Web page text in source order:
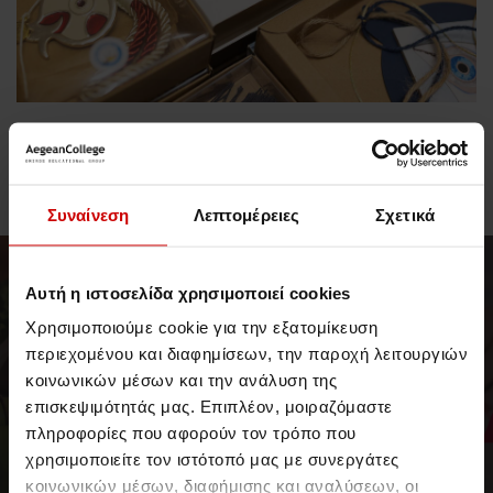
Συναίνεση Λεπτομέρειες Σχετικά
Αυτή η ιστοσελίδα χρησιμοποιεί cookies
Χρησιμοποιούμε cookie για την εξατομίκευση
περιεχομένου και διαφημίσεων, την παροχή λειτουργιών
κοινωνικών μέσων και την ανάλυση της
επισκεψιμότητάς μας. Επιπλέον, μοιραζόμαστε
πληροφορίες που αφορούν τον τρόπο που
χρησιμοποιείτε τον ιστότοπό μας με συνεργάτες
κοινωνικών μέσων, διαφήμισης και αναλύσεων, οι
// 04 Αυγούστου 2026